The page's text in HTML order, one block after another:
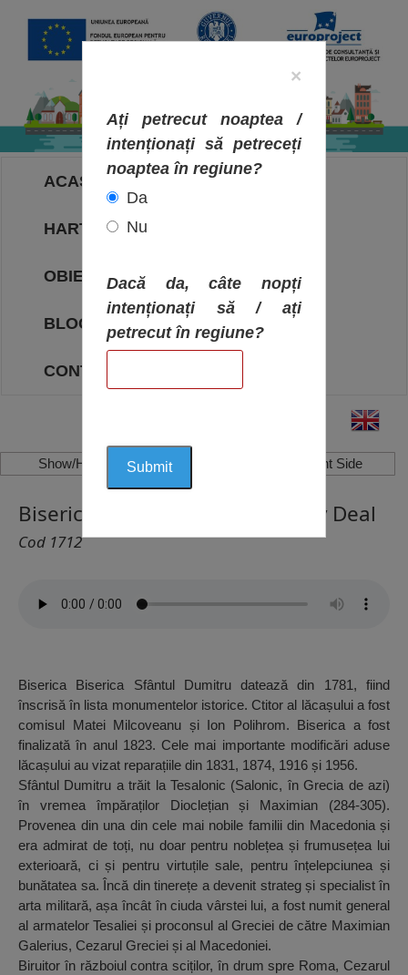
ACASA
HARTA OBIECTIVELOR
OBIECTIVE
BLOG
CONTACT
Show/Hide Left Side Show/Hide Right Side
Biserica Sfântul Dumitru, Milcov Deal
Cod 1712
Biserica Biserica Sfântul Dumitru datează din 1781, fiind
înscrisă în lista monumentelor istorice. Ctitor al lăcașului a fost
comisul Matei Milcoveanu și Ion Polihrom. Biserica a fost
finalizată în anul 1823. Cele mai importante modificări aduse
lăcașului au vizat reparațiile din 1831, 1874, 1916 și 1956.
Sfântul Dumitru a trăit la Tesalonic (Salonic, în Grecia de azi)
în vremea împăraților Dioclețian și Maximian (284-305).
Provenea din una din cele mai nobile familii din Macedonia și
era admirat de toți, nu doar pentru noblețea și frumusețea lui
exterioară, ci și pentru virtuțile sale, pentru înțelepciunea și
bunătatea sa. Încă din tinerețe a devenit strateg și specialist în
arta militară, așa încât în ciuda vârstei lui, a fost numit general
al armatelor Tesaliei și proconsul al Greciei de către Maximian
Galerius, Cezarul Greciei și al Macedoniei.
Biruitor în războiul contra sciților, în drum spre Roma, Cezarul
×
Ați petrecut noaptea /
intenționați să petreceți
noaptea în regiune?
Da
Nu
Dacă da, câte nopți
intenționați să / ați
petrecut în regiune?